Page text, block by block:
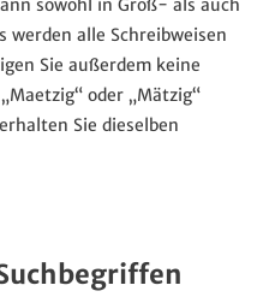
sowohl in Groß- als auch
werden alle Schreibweisen
Sie außerdem keine
oder „Mätzig“
Sie dieselben